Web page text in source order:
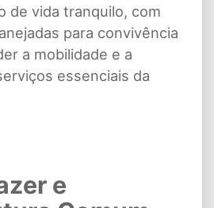
de vida tranquilo, com
para convivência
a mobilidade e a
essenciais da
e